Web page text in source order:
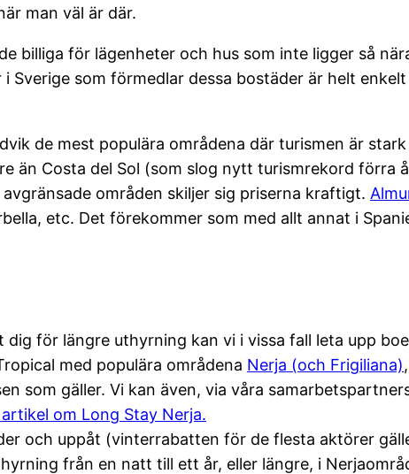
man väl är där.
billiga för lägenheter och hus som inte ligger så
Sverige som förmedlar dessa bostäder är helt
de mest populära områdena där turismen är
än Costa del Sol (som slog nytt turismrekord förra
områden skiljer sig priserna kraftigt.
etc. Det förekommer som med allt annat i
för längre uthyrning kan vi i vissa fall leta upp
med populära områdena Nerja (och Frigiliana)
som gäller. Vi kan även, via våra
om Long Stay Nerja.
och uppåt (vinterrabatten för de flesta aktörer
från en natt till ett år, eller längre, i